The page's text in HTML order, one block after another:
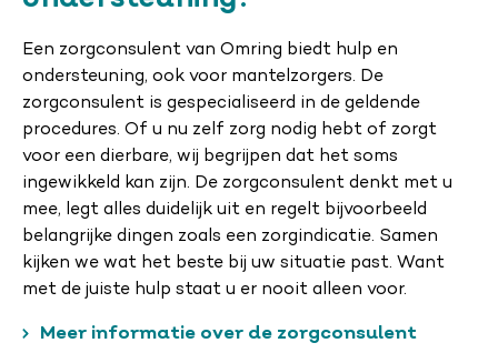
Een zorgconsulent van Omring biedt hulp en
ondersteuning, ook voor mantelzorgers. De
zorgconsulent is gespecialiseerd in de geldende
procedures. Of u nu zelf zorg nodig hebt of zorgt
voor een dierbare, wij begrijpen dat het soms
ingewikkeld kan zijn. De zorgconsulent denkt met u
mee, legt alles duidelijk uit en regelt bijvoorbeeld
belangrijke dingen zoals een zorgindicatie. Samen
kijken we wat het beste bij uw situatie past. Want
met de juiste hulp staat u er nooit alleen voor.
Meer informatie over de zorgconsulent